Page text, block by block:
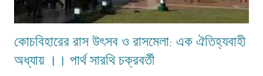
কোচবিহারের রাস উৎসব ও রাসমেলা: এক ঐতিহ্যবাহী
অধ্যায় ।। পার্থ সারথি চক্রবর্তী